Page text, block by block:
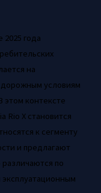
года
на
условиям
контексте
Rio X становится
к сегменту
и предлагают
по